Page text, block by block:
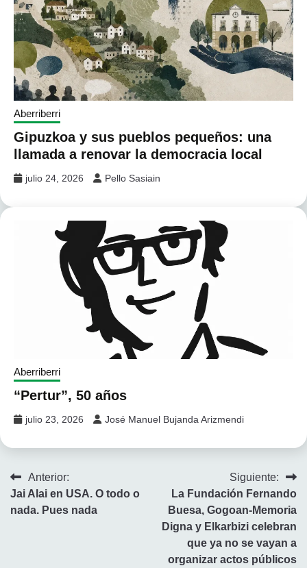
Aberriberri
Gipuzkoa y sus pueblos pequeños: una
llamada a renovar la democracia local
julio 24, 2026 Pello Sasiain
Aberriberri
“Pertur”, 50 años
julio 23, 2026 José Manuel Bujanda Arizmendi
Navegación
de
Anterior:
Jai Alai en USA. O todo o
nada. Pues nada
Siguiente:
La Fundación Fernando
Buesa, Gogoan-Memoria
Digna y Elkarbizi celebran
que ya no se vayan a
organizar actos públicos